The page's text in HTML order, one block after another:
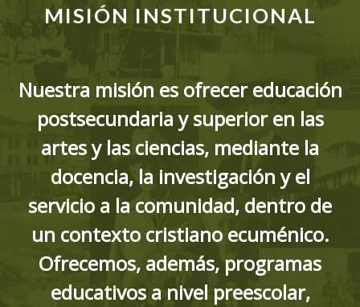
MISIÓN INSTITUCIONAL
Nuestra misión es ofrecer educación
postsecundaria y superior en las
artes y las ciencias, mediante la
docencia, la investigación y el
servicio a la comunidad, dentro de
un contexto cristiano ecuménico.
Ofrecemos, además, programas
educativos a nivel preescolar,